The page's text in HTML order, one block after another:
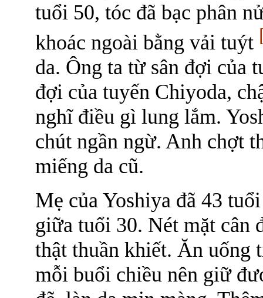
tuổi 50, tóc đã bạc phân
khoác ngoài bằng vải tuýt
da. Ông ta từ sân đợi của
đợi của tuyến Chiyoda,
nghĩ điều gì lung lắm.
chút ngần ngừ. Anh chợt
miếng da cũ.
Mẹ của Yoshiya đã 43
giữa tuổi 30. Nét mặt cân
thật thuần khiết. Ăn uống
mỗi buổi chiều nên giữ